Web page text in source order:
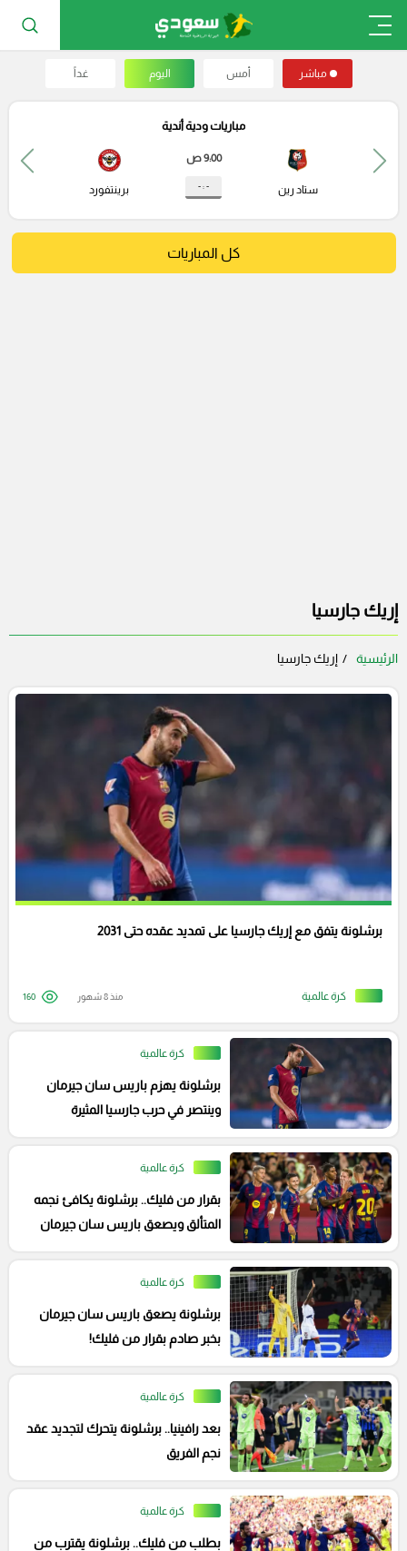
مباشر أمس اليوم غداً
مباريات ودية أندية
ستاد رين
9:00 ص
- : - برينتفورد
كل المباريات
إريك جارسيا
الرئيسية إريك جارسيا
كرة عالمية
برشلونة يتفق مع إريك جارسيا على تمديد عقده حتى 2031
منذ 8 شهور 160
كرة عالمية
برشلونة يهزم باريس سان جيرمان
وينتصر في حرب جارسيا المثيرة
كرة عالمية
بقرار من فليك.. برشلونة يكافئ نجمه
المتألق ويصعق باريس سان جيرمان
كرة عالمية
برشلونة يصعق باريس سان جيرمان
بخبر صادم بقرار من فليك!
كرة عالمية
بعد رافينيا.. برشلونة يتحرك لتجديد عقد
نجم الفريق
كرة عالمية
بطلب من فليك.. برشلونة يقترب من